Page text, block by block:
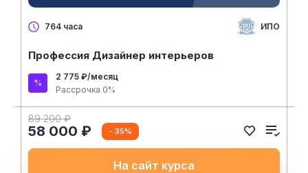
764 часа ИПО
Профессия Дизайнер интерьеров
2 775 ₽/месяц
Рассрочка 0%
89 200 ₽
58 000 ₽ - 35%
На сайт курса